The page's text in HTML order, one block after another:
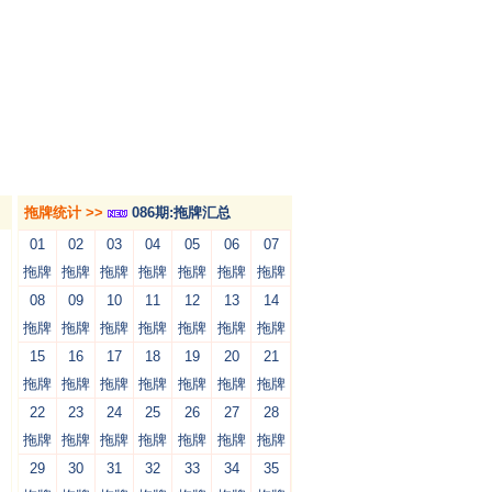
拖牌统计 >>
086期:拖牌汇总
01
拖牌
02
拖牌
03
拖牌
04
拖牌
05
拖牌
06
拖牌
07
拖牌
08
拖牌
09
拖牌
10
拖牌
11
拖牌
12
拖牌
13
拖牌
14
拖牌
15
拖牌
16
拖牌
17
拖牌
18
拖牌
19
拖牌
20
拖牌
21
拖牌
22
拖牌
23
拖牌
24
拖牌
25
拖牌
26
拖牌
27
拖牌
28
拖牌
29
30
31
32
33
34
35